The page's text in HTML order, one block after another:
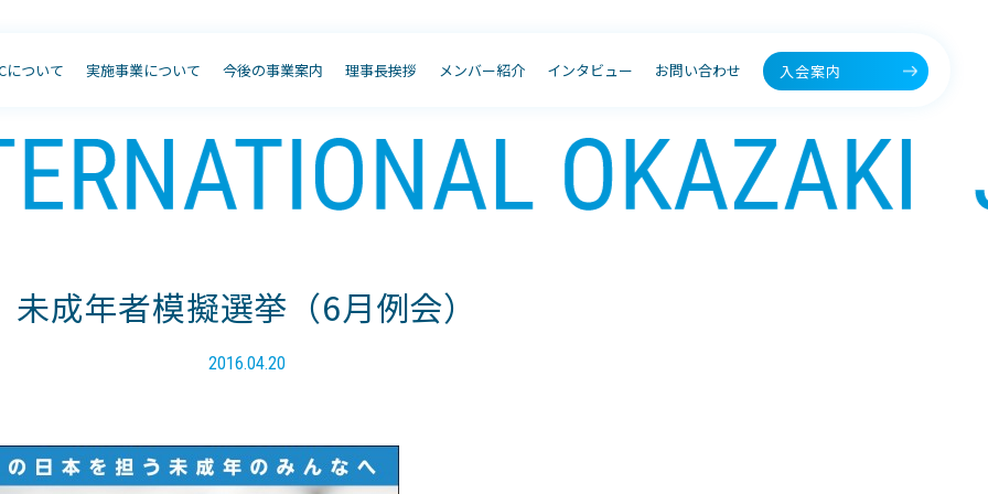
について 実施事業について 今後の事業案内 理事長挨拶 メンバー紹介 インタビュー お問い合わせ 入会案内
未成年者模擬選挙（6月例会）
2016.04.20